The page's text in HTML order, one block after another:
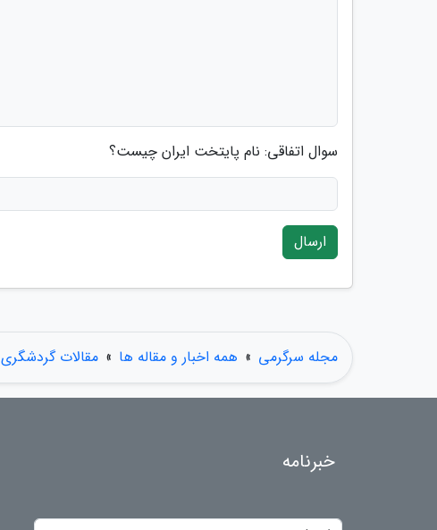
سوال اتفاقی: نام پایتخت ایران چیست؟
ارسال
مجله سرگرمی » همه اخبار و مقاله ها » مقالات گردشگری
خبرنامه